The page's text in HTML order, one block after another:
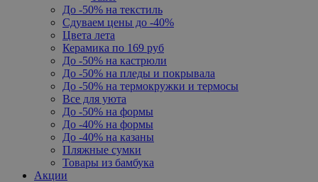
До -50% на текстиль
Сдуваем цены до -40%
Цвета лета
Керамика по 169 руб
До -50% на кастрюли
До -50% на пледы и покрывала
До -50% на термокружки и термосы
Все для уюта
До -50% на формы
До -40% на формы
До -40% на казаны
Пляжные сумки
Товары из бамбука
Акции